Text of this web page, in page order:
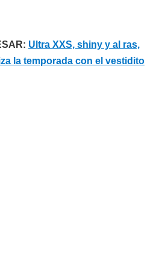
Ultra XXS, shiny y al ras,
la temporada con el vestidito